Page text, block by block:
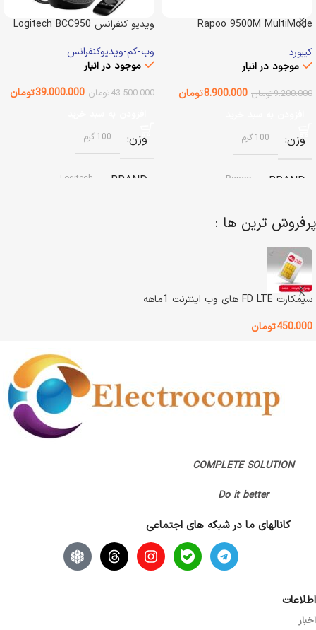
Rapoo 9500M MultiMode
کیبورد
موجود در انبار
9.200.000تومان 8.900.000تومان
وزن 100 گرم
BRAND
Rapoo
نوع باتری
باتری قابل شارژ داخلی
رنگ مشکی
اتمام مهلت گارانتی (قبلا گارانتی داشته)
پانا
ویدیو کنفرانس Logitech BCC950
وب-کم-ویدیوکنفرانس
موجود در انبار
43.500.000تومان 39.000.000تومان
وزن 100 گرم
BRAND
Logitech
گارانتی
پرفروش ترین ها :
سیمکارت FD LTE های وب اینترنت 1ماهه
450.000تومان
COMPLETE SOLUTION
Do it better
کانالهای ما در شبکه های اجتماعی
اطلاعات
اخبار